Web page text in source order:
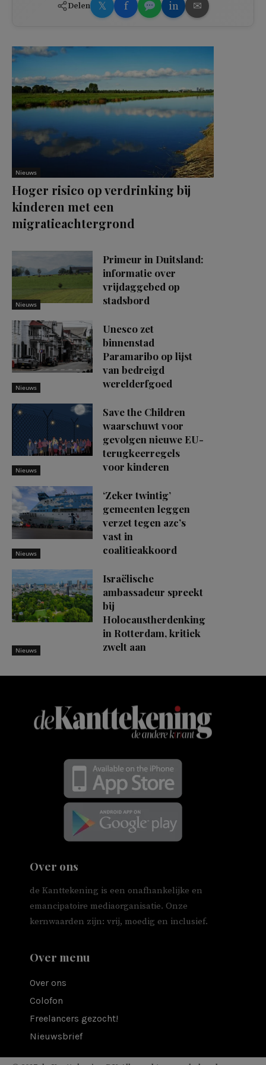
Delen 𝕏 f in ✉
Nieuws
Hoger risico op verdrinking bij
kinderen met een
migratieachtergrond
Nieuws
Primeur in Duitsland:
informatie over
vrijdaggebed op
stadsbord
Nieuws
Unesco zet
binnenstad
Paramaribo op lijst
van bedreigd
werelderfgoed
Nieuws
Save the Children
waarschuwt voor
gevolgen nieuwe EU-
terugkeerregels
voor kinderen
Nieuws
‘Zeker twintig’
gemeenten leggen
verzet tegen azc’s
vast in
coalitieakkoord
Nieuws
Israëlische
ambassadeur spreekt
bij
Holocaustherdenking
in Rotterdam, kritiek
zwelt aan
Over ons
de Kanttekening is een onafhankelijke en
emancipatoire mediaorganisatie. Onze
kernwaarden zijn: vrij, moedig en inclusief.
Over menu
Over ons
Colofon
Freelancers gezocht!
Nieuwsbrief